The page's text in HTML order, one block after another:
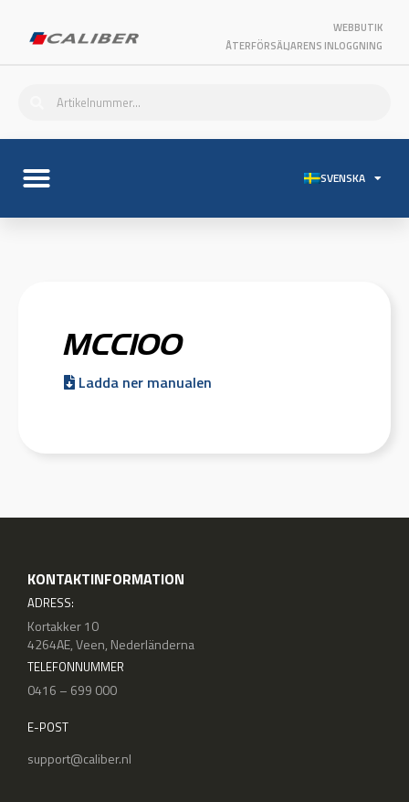
WEBBUTIK
ÅTERFÖRSÄLJARENS INLOGGNING
SVENSKA
MCC100
Ladda ner manualen
KONTAKTINFORMATION
ADRESS:
Kortakker 10
4264AE, Veen, Nederländerna
TELEFONNUMMER
0416 – 699 000
E-POST
support@caliber.nl